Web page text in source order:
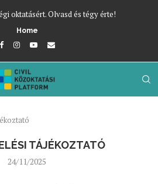
oktatásért. Olvasd és tégy érte!
Home
TÁJÉKOZTATÓ
24/11/2025